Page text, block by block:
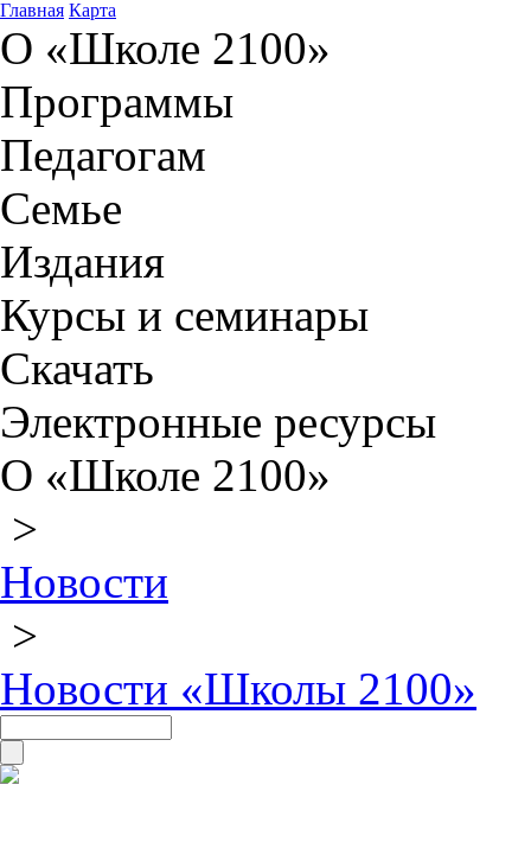
Главная Карта
О «Школе 2100»
Программы
Педагогам
Семье
Издания
Курсы и семинары
Скачать
Электронные ресурсы
О «Школе 2100»
>
Новости
>
Новости «Школы 2100»